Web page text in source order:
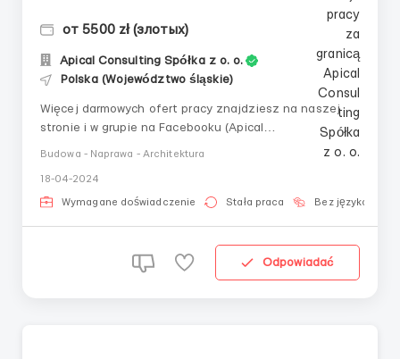
от 5500 zł (злотых)
Apical Consulting Spółka z o. o.
Polska (Województwo śląskie)
Więcej darmowych ofert pracy znajdziesz na naszej
stronie i w grupie na Facebooku (Apical
Consulting)!___________________________
(kafelkowanie, płyty karton-gips, tynkowanie,
malowanie, sufity podwieszane) lub prac
Budowa - Naprawa - Architektura
18-04-2024
Wymagane doświadczenie Stała praca Bez języka
Odpowiadać